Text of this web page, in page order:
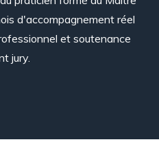
d'accompagnement réel
et soutenance
jury.